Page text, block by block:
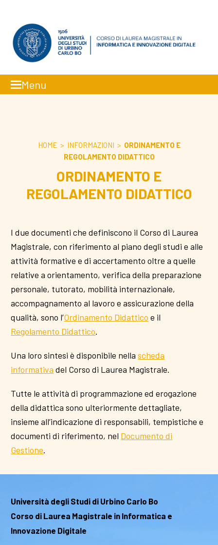
Menu
HOME > INFORMAZIONI > ORDINAMENTO E
REGOLAMENTO DIDATTICO
ORDINAMENTO E
REGOLAMENTO DIDATTICO
I due documenti che definiscono il Corso di Laurea
Magistrale, con riferimento al piano degli studi e alle
attività formative e di accertamento oltre a quelle
relative a orientamento, verifica della preparazione
personale, tutorato, mobilità internazionale,
accompagnamento al lavoro e assicurazione della
qualità, sono l’Ordinamento Didattico e il
Regolamento Didattico.
Una loro sintesi è disponibile nellascheda
informativa del Corso di Laurea Magistrale.
Tutte le attività di programmazione ed erogazione
della didattica sono ulteriormente dettagliate,
insieme all’indicazione di responsabili, tempistiche e
documenti di riferimento, nel Documento di
Gestione.
Università degli Studi di Urbino Carlo Bo
Corso di Laurea Magistrale in Informatica e
Innovazione Digitale